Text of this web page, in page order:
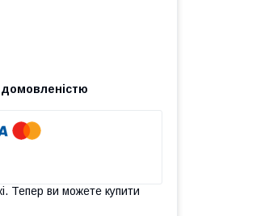
домовленістю
Тепер ви можете купити